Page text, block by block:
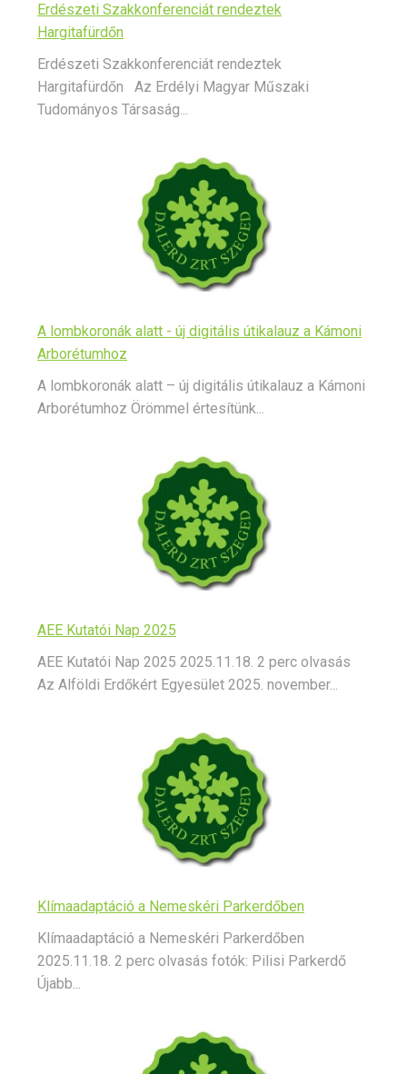
Erdészeti Szakkonferenciát rendeztek
Hargitafürdőn
Erdészeti Szakkonferenciát rendeztek
Hargitafürdőn Az Erdélyi Magyar Műszaki
Tudományos Társaság...
A lombkoronák alatt - új digitális útikalauz a Kámoni
Arborétumhoz
A lombkoronák alatt – új digitális útikalauz a Kámoni
Arborétumhoz Örömmel értesítünk...
AEE Kutatói Nap 2025
AEE Kutatói Nap 2025 2025.11.18. 2 perc olvasás
Az Alföldi Erdőkért Egyesület 2025. november...
Klímaadaptáció a Nemeskéri Parkerdőben
Klímaadaptáció a Nemeskéri Parkerdőben
2025.11.18. 2 perc olvasás fotók: Pilisi Parkerdő
Újabb...